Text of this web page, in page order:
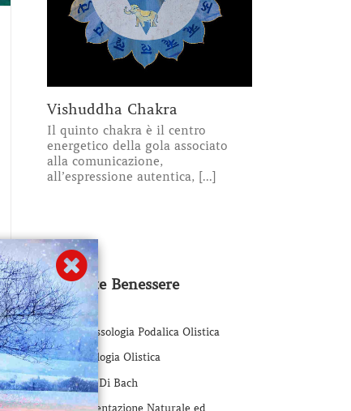
Vishuddha Chakra
Il quinto chakra è il centro
energetico della gola associato
alla comunicazione,
all’espressione autentica, [...]
Proposte Benessere
Riflessologia Podalica Olistica
Iridologia Olistica
Fiori Di Bach
Alimentazione Naturale ed